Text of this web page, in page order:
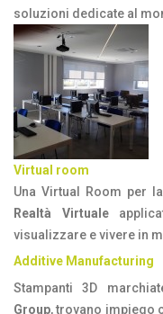
soluzioni dedicate al
Virtual room
Una Virtual Room per
Realtà Virtuale
visualizzare e vivere in
Additive Manufacturing
Stampanti 3D
Group, trovano impiego